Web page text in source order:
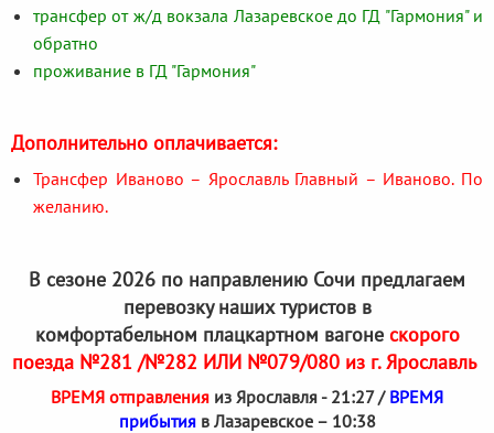
трансфер от ж/д вокзала Лазаревское до ГД "Гармония" и
обратно
проживание в ГД "Гармония"
Дополнительно оплачивается:
Трансфер Иваново – Ярославль Главный – Иваново. По
желанию.
В сезоне 2026 по направлению Сочи предлагаем
перевозку наших туристов в
комфортабельном плацкартном вагоне скорого
поезда №281 /№282 ИЛИ №079/080 из г. Ярославль
ВРЕМЯ отправления из Ярославля - 21:27 / ВРЕМЯ
прибытияв Лазаревское – 10:38